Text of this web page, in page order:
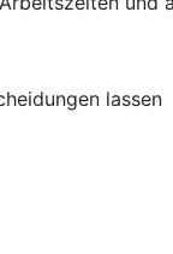
lassen